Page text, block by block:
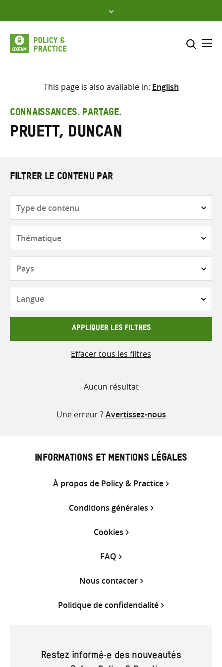
to
content
Sélectionner l’emplacement
Saisir
les
termes
This page is also available in: English
CONNAISSANCES. PARTAGE.
Pruett, Duncan
FILTRER LE CONTENU PAR
contenu
APPLIQUER LES FILTRES
Effacer tous les filtres
Aucun résultat
Une erreur ?Avertissez-nous
INFORMATIONS ET MENTIONS LÉGALES
À propos de Policy & Practice
Conditions générales
Cookies
FAQ
Nous contacter
Politique de confidentialité
Restez informé·e des nouveautés